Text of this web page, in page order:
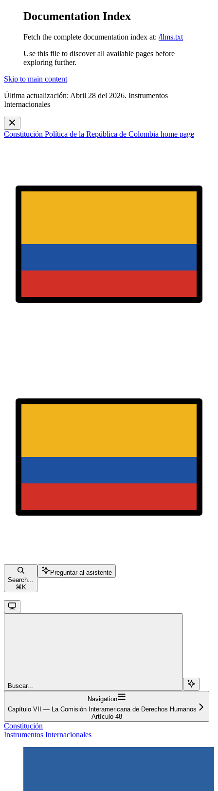
Documentation Index
Fetch the complete documentation index at: /llms.txt
Use this file to discover all available pages before
exploring further.
Skip to main content
Última actualización: Abril 28 del 2026. Instrumentos
Internacionales
Constitución Política de la República de Colombia home page
Search...
⌘ K
Preguntar al asistente
Buscar...
Navigation
Capítulo VII — La Comisión Interamericana de Derechos Humanos
Artículo 48
Constitución
Instrumentos Internacionales